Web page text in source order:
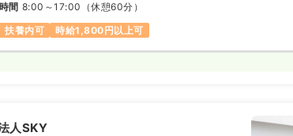
時間 8:00～17:00 （休憩60分）
扶養内可
時給1,800円以上可
人SKY